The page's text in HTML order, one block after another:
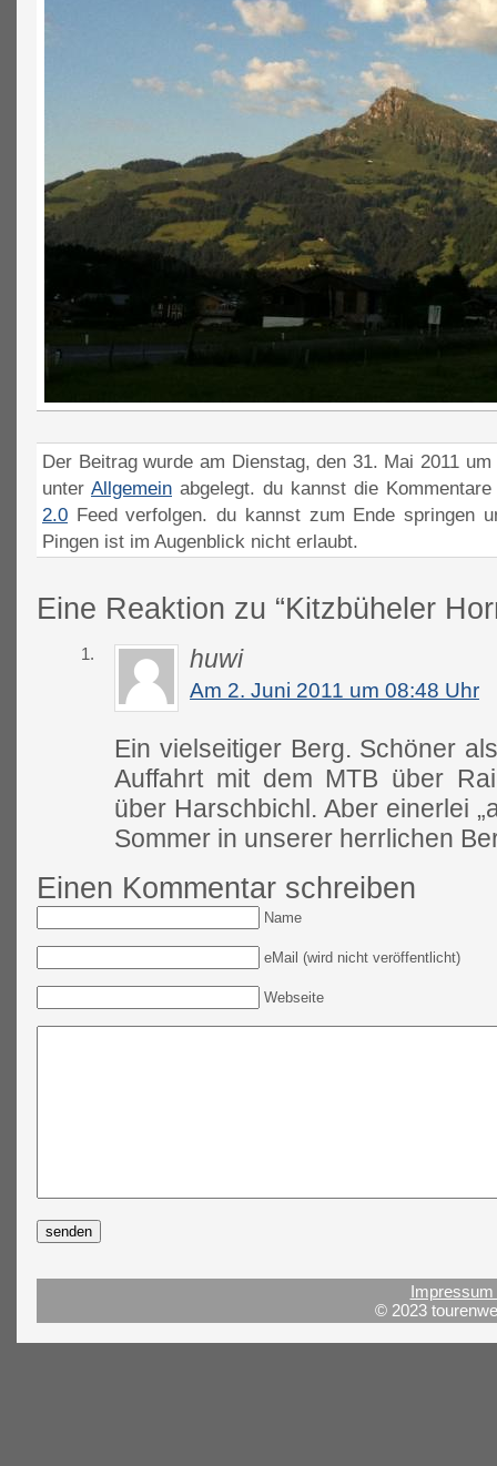
Der Beitrag wurde am Dienstag, den 31. Mai 2011
unter Allgemein abgelegt. du kannst die
2.0 Feed verfolgen. du kannst zum Ende springen
Pingen ist im Augenblick nicht erlaubt.
Eine Reaktion zu “Kitzbüheler
1. huwi
Am 2. Juni 2011 um 08:48 Uhr
Ein vielseitiger Berg. Schöner
Auffahrt mit dem MTB über
über Harschbichl. Aber einerlei
Sommer in unserer herrlichen
Einen Kommentar schreiben
Name
eMail (wird nicht veröffentlicht)
Webseite
© 2023